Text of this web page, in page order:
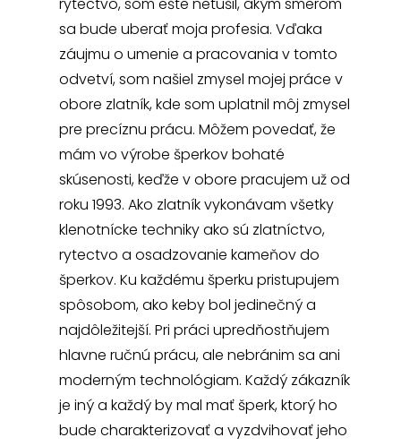
rytectvo, som ešte netušil, akým smerom
sa bude uberať moja profesia. Vďaka
záujmu o umenie a pracovania v tomto
odvetví, som našiel zmysel mojej práce v
obore zlatník, kde som uplatnil môj zmysel
pre precíznu prácu. Môžem povedať, že
mám vo výrobe šperkov bohaté
skúsenosti, keďže v obore pracujem už od
roku 1993. Ako zlatník vykonávam všetky
klenotnícke techniky ako sú zlatníctvo,
rytectvo a osadzovanie kameňov do
šperkov. Ku každému šperku pristupujem
spôsobom, ako keby bol jedinečný a
najdôležitejší. Pri práci upredňostňujem
hlavne ručnú prácu, ale nebránim sa ani
moderným technológiam. Každý zákazník
je iný a každý by mal mať šperk, ktorý ho
bude charakterizovať a vyzdvihovať jeho